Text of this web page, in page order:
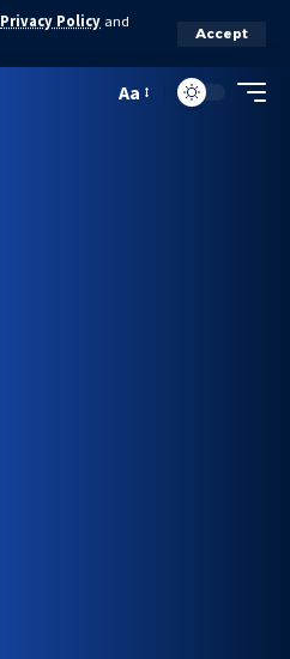
Privacy Policy and
Accept
Aa